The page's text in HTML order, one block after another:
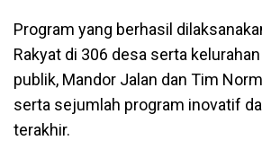
Program yang berhasil
Rakyat di 306 desa serta
publik, Mandor Jalan dan Tim
serta sejumlah program inovatif
terakhir.